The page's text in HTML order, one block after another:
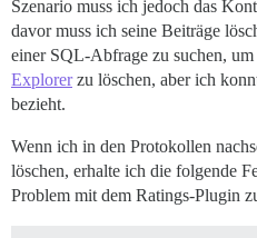
Szenario muss ich jedoch das
davor muss ich seine Beiträge
einer SQL-Abfrage zu suchen,
Explorerzu löschen, aber ich
bezieht.
Wenn ich in den Protokollen
löschen, erhalte ich die folgende
Problem mit dem Ratings-Plugin